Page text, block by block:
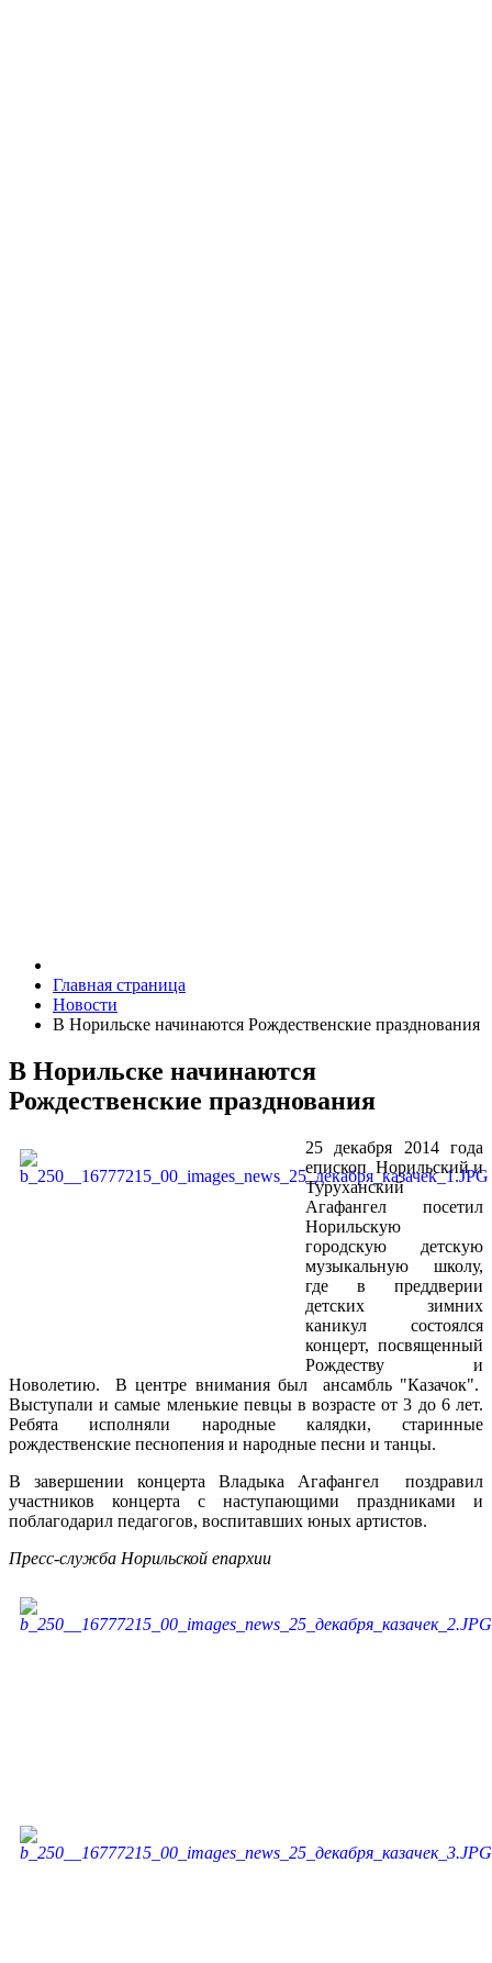
Главная страница
Новости
В Норильске начинаются Рождественские празднования
В Норильске начинаются
Рождественские празднования
25 декабря 2014 года
епископ Норильский и
Туруханский
Агафангел посетил
Норильскую
городскую детскую
музыкальную школу,
где в преддверии
детских зимних
каникул состоялся
концерт, посвященный
Рождеству и
Новолетию. В центре внимания был ансамбль "Казачок".
Выступали и самые мленькие певцы в возрасте от 3 до 6 лет.
Ребята исполняли народные калядки, старинные
рождественские песнопения и народные песни и танцы.
В завершении концерта Владыка Агафангел поздравил
участников концерта с наступающими праздниками и
поблагодарил педагогов, воспитавших юных артистов.
Пресс-служба Норильской епархии